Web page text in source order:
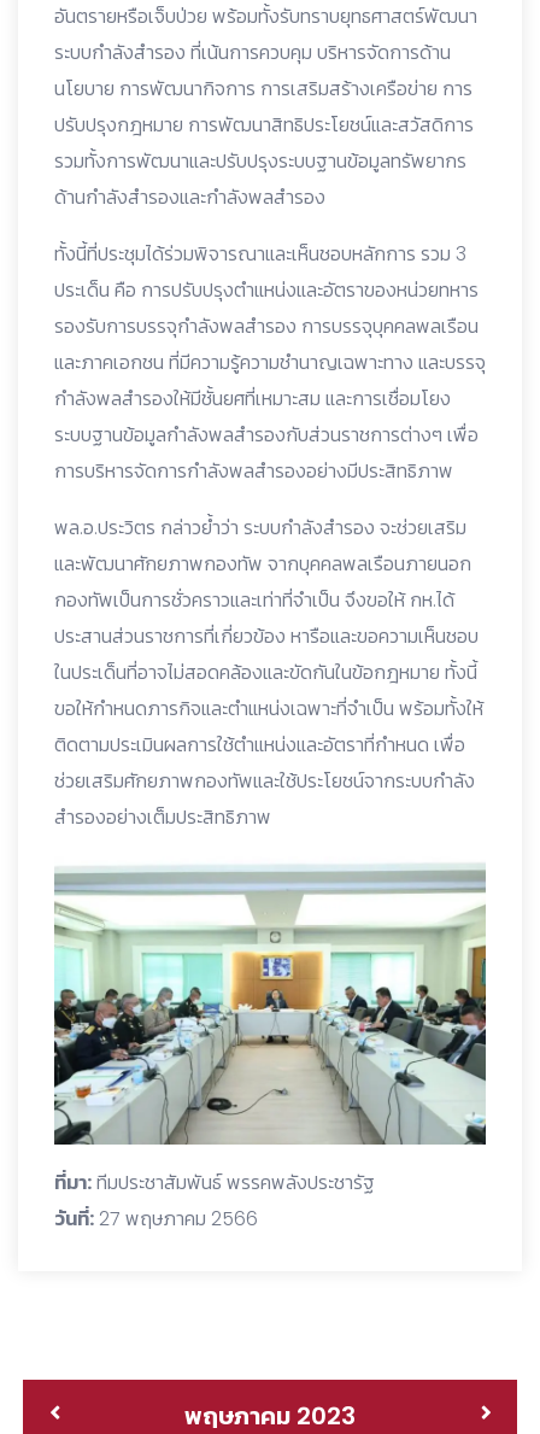
อันตรายหรือเจ็บป่วย พร้อมทั้งรับทราบยุทธศาสตร์พัฒนา
ระบบกำลังสำรอง ที่เน้นการควบคุม บริหารจัดการด้าน
นโยบาย การพัฒนากิจการ การเสริมสร้างเครือข่าย การ
ปรับปรุงกฎหมาย การพัฒนาสิทธิประโยชน์และสวัสดิการ
รวมทั้งการพัฒนาและปรับปรุงระบบฐานข้อมูลทรัพยากร
ด้านกำลังสำรองและกำลังพลสำรอง
ทั้งนี้ที่ประชุมได้ร่วมพิจารณาและเห็นชอบหลักการ รวม 3
ประเด็น คือ การปรับปรุงตำแหน่งและอัตราของหน่วยทหาร
รองรับการบรรจุกำลังพลสำรอง การบรรจุบุคคลพลเรือน
และภาคเอกชน ที่มีความรู้ความชำนาญเฉพาะทาง และบรรจุ
กำลังพลสำรองให้มีชั้นยศที่เหมาะสม และการเชื่อมโยง
ระบบฐานข้อมูลกำลังพลสำรองกับส่วนราชการต่างๆ เพื่อ
การบริหารจัดการกำลังพลสำรองอย่างมีประสิทธิภาพ
พล.อ.ประวิตร กล่าวย้ำว่า ระบบกำลังสำรอง จะช่วยเสริม
และพัฒนาศักยภาพกองทัพ จากบุคคลพลเรือนภายนอก
กองทัพเป็นการชั่วคราวและเท่าที่จำเป็น จึงขอให้ กห.ได้
ประสานส่วนราชการที่เกี่ยวข้อง หารือและขอความเห็นชอบ
ในประเด็นที่อาจไม่สอดคล้องและขัดกันในข้อกฎหมาย ทั้งนี้
ขอให้กำหนดภารกิจและตำแหน่งเฉพาะที่จำเป็น พร้อมทั้งให้
ติดตามประเมินผลการใช้ตำแหน่งและอัตราที่กำหนด เพื่อ
ช่วยเสริมศักยภาพกองทัพและใช้ประโยชน์จากระบบกำลัง
สำรองอย่างเต็มประสิทธิภาพ
ที่มา:ทีมประชาสัมพันธ์ พรรคพลังประชารัฐ
วันที่: 27 พฤษภาคม 2566
พฤษภาคม 2023